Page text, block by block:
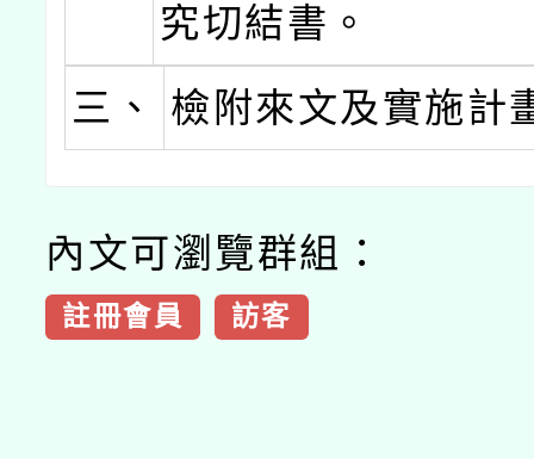
究切結書。
三、
檢附來文及實施計
內文可瀏覽群組：
註冊會員 訪客